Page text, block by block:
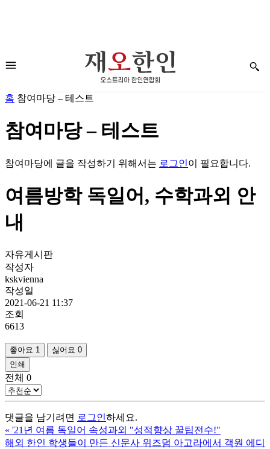
홈 참여마당 – 테스트
참여마당 – 테스트
참여마당에 글을 작성하기 위해서는 로그인이 필요합니다.
여름방학 독일어, 수학과외 안
내
자유게시판
작성자
kskvienna
작성일
2021-06-21 11:37
조회
6613
좋아요 1 싫어요 0
인쇄
전체 0
댓글을 남기려면 로그인하세요.
« '21년 여름 독일어 속성과외 "성적향상 꿀팁전수!"
해외 한인 학생들이 만든 신문사 위즈덤 아고라에서 객원 에디